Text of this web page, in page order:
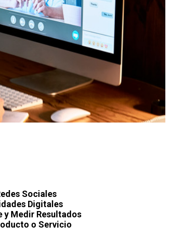
Sociales
Digitales
y Medir Resultados
o Servicio